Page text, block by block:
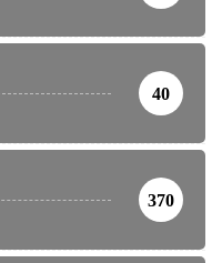
40
370